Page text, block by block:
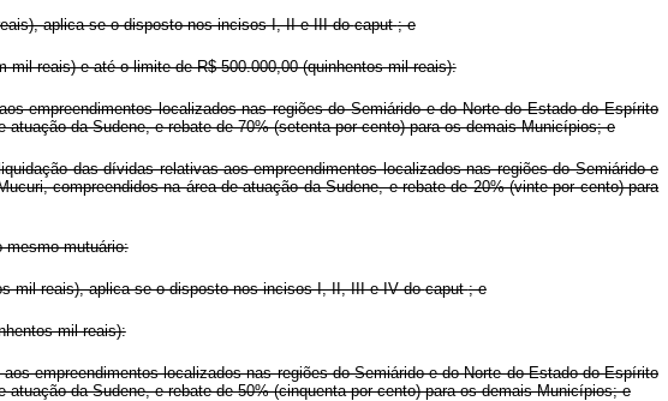
aplica-se o disposto nos incisos I, II e III docaput; e
mil reais) e até o limite de R$ 500.000,00 (quinhentos mil reais):
empreendimentos localizados nas regiões do Semiárido e do Norte do Estado do Espírito
da Sudene, e rebate de 70% (setenta por cento) para os demais Municípios; e
das dívidas relativas aos empreendimentos localizados nas regiões do Semiárido e
compreendidos na área de atuação da Sudene, e rebate de 20% (vinte por cento) para
mesmo mutuário:
mil reais), aplica-se o disposto nos incisos I, II, III e IV docaput; e
mil reais):
empreendimentos localizados nas regiões do Semiárido e do Norte do Estado do Espírito
da Sudene, e rebate de 50% (cinquenta por cento) para os demais Municípios; e